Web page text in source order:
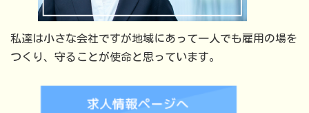
私達は小さな会社ですが地域にあって一人でも雇用の場を
つくり、守ることが使命と思っています。